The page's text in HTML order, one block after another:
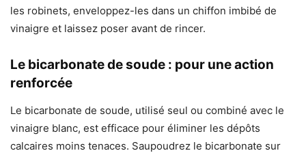
les robinets, enveloppez-les dans un chiffon imbibé de
vinaigre et laissez poser avant de rincer.
Le bicarbonate de soude : pour une action
renforcée
Le bicarbonate de soude, utilisé seul ou combiné avec le
vinaigre blanc, est efficace pour éliminer les dépôts
calcaires moins tenaces. Saupoudrez le bicarbonate sur